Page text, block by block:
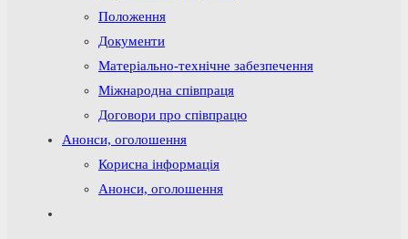
Положення
Документи
Матеріально-технічне забезпечення
Міжнародна співпраця
Договори про співпрацю
Анонси, оголошення
Корисна інформація
Анонси, оголошення